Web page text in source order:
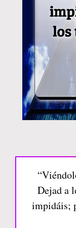
Dejad a
impidáis;